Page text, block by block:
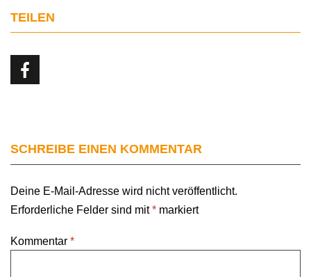
TEILEN
SCHREIBE EINEN KOMMENTAR
Deine E-Mail-Adresse wird nicht veröffentlicht.
Erforderliche Felder sind mit* markiert
Kommentar *